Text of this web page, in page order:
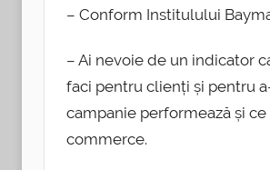
– Conform Institulului
– Ai nevoie de un indicator
faci pentru clienți și pentru
campanie performează și
commerce.